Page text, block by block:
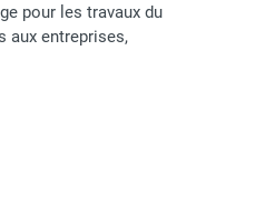
pour les travaux du
aux entreprises,